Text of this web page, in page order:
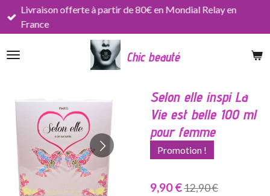
Passer
principal
Chic beauté
Livraison offerte à partir de 80€ en Mondial Relay en
France
Selon elle inspi La
Vie est belle 100 ml
pour femme
Promotion !
9,90 €12,90 €